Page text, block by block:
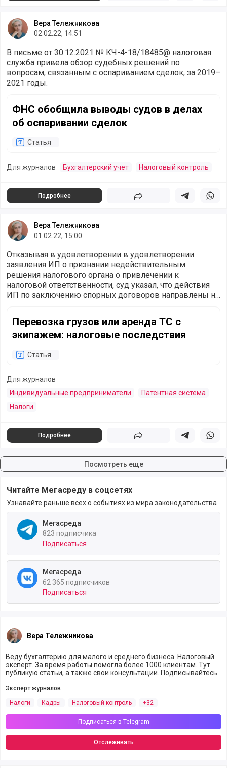
Вера Тележникова
02.02.22, 14:51
В письме от 30.12.2021 № КЧ-4-18/18485@ налоговая
служба привела обзор судебных решений по
вопросам, связанным с оспариванием сделок, за 2019–
2021 годы.
ФНС обобщила выводы судов в делах
об оспаривании сделок
Статья
Для журналов Бухгалтерский учет Налоговый контроль
Подробнее Поделиться Поделиться в
Вера Тележникова
01.02.22, 15:00
Отказывая в удовлетворении в удовлетворении
заявления ИП о признании недействительным
решения налогового органа о привлечении к
налоговой ответственности, суд указал, что действия
ИП по заключению спорных договоров направлены на
замены договоров аренды договорами по оказанию
автотранспортных услуг с целью применения
льготного режима ПСН.
Перевозка грузов или аренда ТС с
экипажем: налоговые последствия
Статья
Для журналов
Индивидуальные предприниматели
Патентная система
Налоги
Подробнее Поделиться Поделиться в
Посмотреть еще
Читайте Мегасреду в соцсетях
Узнавайте раньше всех о событиях из мира законодательства
Мегасреда
823 подписчика
Подписаться
Мегасреда
62 365 подписчиков
Подписаться
Вера Тележникова
Веду бухгалтерию для малого и среднего бизнеса. Налоговый
эксперт. За время работы помогла более 1000 клиентам. Тут
публикую статьи, а также свои консультации. Подписывайтесь
Эксперт журналов
Налоги
Кадры Налоговый контроль +32
Подписаться в Telegram
Отслеживать